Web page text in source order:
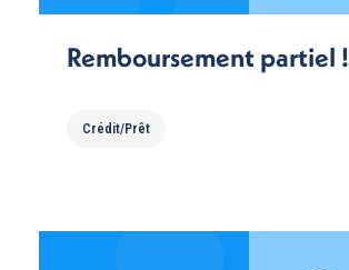
Remboursement partiel !
Crédit/Prêt